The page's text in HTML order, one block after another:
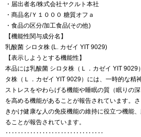
・届出者名/株式会社ヤクルト本社
・商品名/Ｙ１０００ 糖質オフａ
・食品の区分/加工食品(その他)
【機能性関与成分名】
乳酸菌 シロタ株 (L. カゼイ YIT 9029)
【表示しようとする機能性】
本品には乳酸菌 シロタ株（Ｌ．カゼイ YIT 9029
タ株（Ｌ．カゼイ YIT 9029）には、一時的な精
ストレスをやわらげる機能や睡眠の質（眠りの
を高める機能があることが報告されています。
きかけ健康な人の免疫機能の維持に役立つ機能
ることが報告されています。
‥‥‥‥‥‥‥‥‥‥‥‥‥‥‥‥